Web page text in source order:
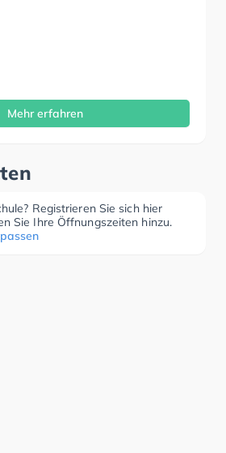
Mehr erfahren
Registrieren Sie sich hier
Sie Ihre Öffnungszeiten hinzu.